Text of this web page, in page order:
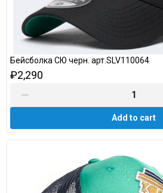
Бейсболка СЮ черн. арт.SLV110064
₽2,290
Add to cart